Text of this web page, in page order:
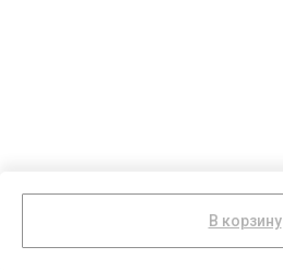
В корзину